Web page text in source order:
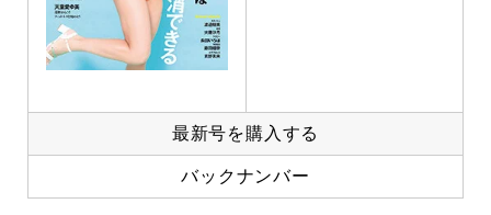
最新号を購入する
バックナンバー